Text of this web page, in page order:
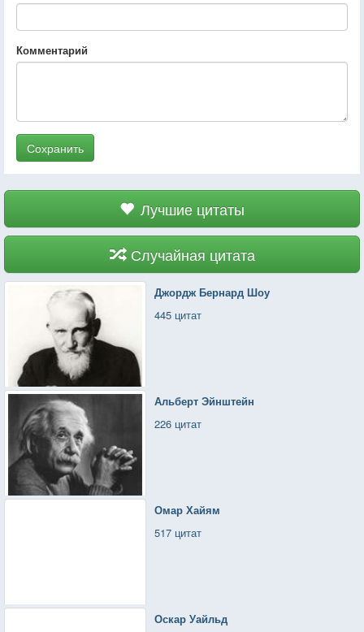
Комментарий
Сохранить
Лучшие цитаты
Случайная цитата
Джордж Бернард Шоу
445 цитат
Альберт Эйнштейн
226 цитат
Омар Хайям
517 цитат
Оскар Уайльд